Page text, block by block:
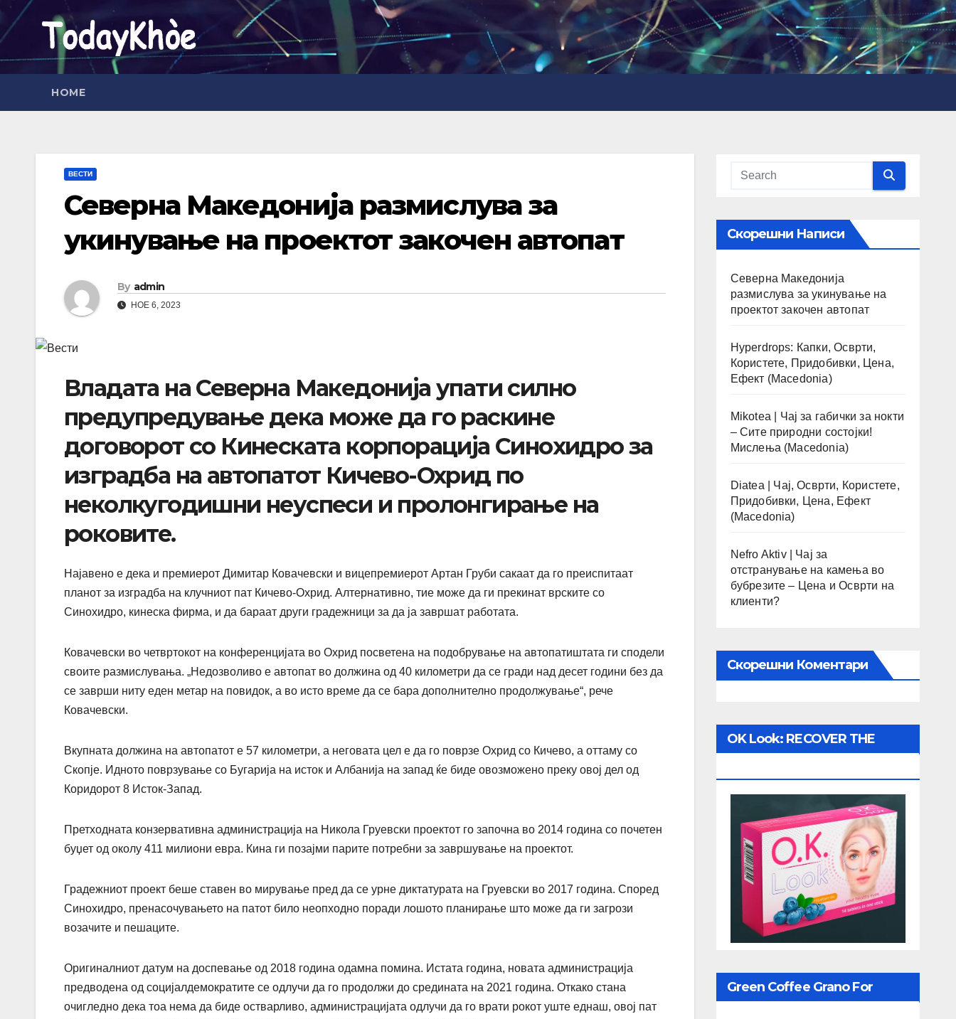
Skip
to
HOME
ВЕСТИ
Северна Македонија размислува за
укинување на проектот закочен автопат
By admin
НОЕ 6, 2023
Владата на Северна Македонија упати силно
предупредување дека може да го раскине
договорот со Кинеската корпорација Синохидро за
изградба на автопатот Кичево-Охрид по
неколкугодишни неуспеси и пролонгирање на
роковите.
Најавено е дека и премиерот Димитар Ковачевски и вицепремиерот Артан Груби сакаат да го преиспитаат
планот за изградба на клучниот пат Кичево-Охрид. Алтернативно, тие може да ги прекинат врските со
Синохидро, кинеска фирма, и да бараат други градежници за да ја завршат работата.
Ковачевски во четвртокот на конференцијата во Охрид посветена на подобрување на автопатиштата ги сподели
своите размислувања. „Недозволиво е автопат во должина од 40 километри да се гради над десет години без да
се заврши ниту еден метар на повидок, а во исто време да се бара дополнително продолжување“, рече
Ковачевски.
Вкупната должина на автопатот е 57 километри, а неговата цел е да го поврзе Охрид со Кичево, а оттаму со
Скопје. Идното поврзување со Бугарија на исток и Албанија на запад ќе биде овозможено преку овој дел од
Коридорот 8 Исток-Запад.
Претходната конзервативна администрација на Никола Груевски проектот го започна во 2014 година со почетен
буџет од околу 411 милиони евра. Кина ги позајми парите потребни за завршување на проектот.
Градежниот проект беше ставен во мирување пред да се урне диктатурата на Груевски во 2017 година. Според
Синохидро, пренасочувањето на патот било неопходно поради лошото планирање што може да ги загрози
возачите и пешаците.
Оригиналниот датум на доспевање од 2018 година одамна помина. Истата година, новата администрација
предводена од социјалдемократите се одлучи да го продолжи до средината на 2021 година. Откако стана
очигледно дека тоа нема да биде остварливо, администрацијата одлучи да го врати рокот уште еднаш, овој пат
Скорешни Написи
Северна Македонија
размислува за укинување на
проектот закочен автопат
Hyperdrops: Капки, Осврти,
Користете, Придобивки, Цена,
Ефект (Macedonia)
Mikotea | Чај за габички за нокти
– Сите природни состојки!
Мислења (Macedonia)
Diatea | Чај, Осврти, Користете,
Придобивки, Цена, Ефект
(Macedonia)
Nefro Aktiv | Чај за
отстранување на камења во
бубрезите – Цена и Осврти на
клиенти?
Скорешни Коментари
OK Look: RECOVER THE
Green Coffee Grano For